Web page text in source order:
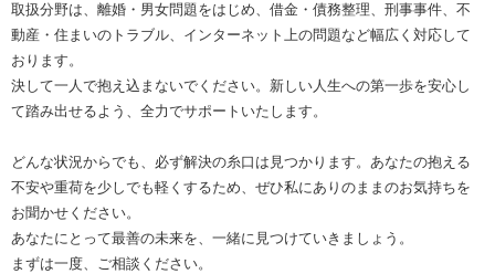
取扱分野は、離婚・男女問題をはじめ、借金・債務整理、刑事事件、不
動産・住まいのトラブル、インターネット上の問題など幅広く対応して
おります。
決して一人で抱え込まないでください。新しい人生への第一歩を安心し
て踏み出せるよう、全力でサポートいたします。
どんな状況からでも、必ず解決の糸口は見つかります。あなたの抱える
不安や重荷を少しでも軽くするため、ぜひ私にありのままのお気持ちを
お聞かせください。
あなたにとって最善の未来を、一緒に見つけていきましょう。
まずは一度、ご相談ください。